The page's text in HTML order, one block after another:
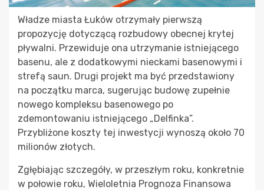
Władze miasta Łuków otrzymały pierwszą
propozycję dotyczącą rozbudowy obecnej krytej
pływalni. Przewiduje ona utrzymanie istniejącego
basenu, ale z dodatkowymi nieckami basenowymi i
strefą saun. Drugi projekt ma być przedstawiony
na początku marca, sugerując budowę zupełnie
nowego kompleksu basenowego po
zdemontowaniu istniejącego „Delfinka”.
Przybliżone koszty tej inwestycji wynoszą około 70
milionów złotych.
Zgłębiając szczegóły, w przeszłym roku, konkretnie
w połowie roku, Wieloletnia Prognoza Finansowa